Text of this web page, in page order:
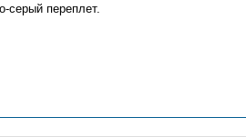
серый переплет.